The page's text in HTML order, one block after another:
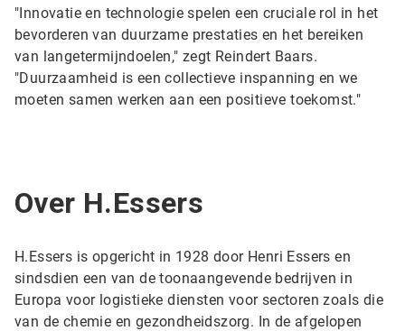
"Innovatie en technologie spelen een cruciale rol in het
bevorderen van duurzame prestaties en het bereiken
van langetermijndoelen," zegt Reindert Baars.
"Duurzaamheid is een collectieve inspanning en we
moeten samen werken aan een positieve toekomst."
Over H.Essers
H.Essers is opgericht in 1928 door Henri Essers en
sindsdien een van de toonaangevende bedrijven in
Europa voor logistieke diensten voor sectoren zoals die
van de chemie en gezondheidszorg. In de afgelopen